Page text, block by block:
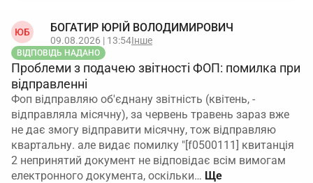
ЮБ БОГАТИР ЮРІЙ ВОЛОДИМИРОВИЧ
09.08.2026 | 13:54Інше
ВІДПОВІДЬ НАДАНО
Проблеми з подачею звітності ФОП: помилка при
відправленні
Фоп відправляю об'єднану звітність (квітень, -
відправляла місячну), за червень травень зараз вже
не дає змогу відправити місячну, тож відправляю
квартальну. але видає помилку "[f0500111] квитанція
2 непринятий документ не відповідає всім вимогам
електронного документа, оскільки…